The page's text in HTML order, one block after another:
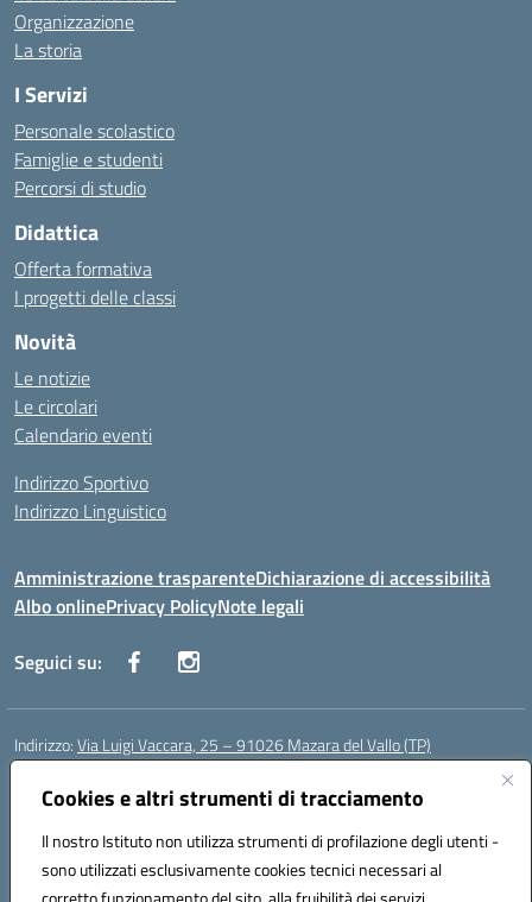
Cookies e altri strumenti di tracciamento
Il nostro Istituto non utilizza strumenti di profilazione degli utenti -
sono utilizzati esclusivamente cookies tecnici necessari al
Organizzazione
La storia
I Servizi
Personale scolastico
Famiglie e studenti
Percorsi di studio
Didattica
Offerta formativa
I progetti delle classi
Novità
Le notizie
Le circolari
Calendario eventi
Indirizzo Sportivo
Indirizzo Linguistico
Amministrazione trasparenteDichiarazione di accessibilità
Albo onlinePrivacy PolicyNote legali
Seguici su:
Indirizzo:Via Luigi Vaccara, 25 – 91026 Mazara del Vallo (TP)
Centralino:
Posta elettronica certificata (PEC):tpic843007@pec.istruzione.it
Codice fiscale: 91036660818
Codice meccanografico:tpic843007
Codice Indice delle Pubbliche Amministrazioni (IPA): icggp